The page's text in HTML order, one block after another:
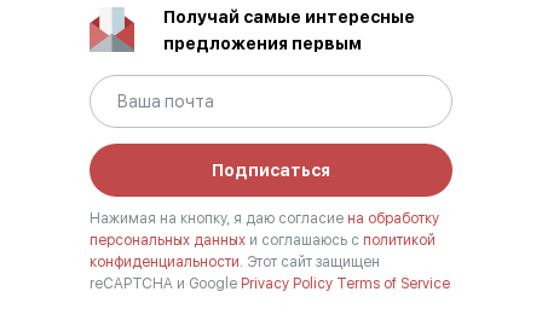
Получай самые интересные
предложения первым
Подписаться
Нажимая на кнопку, я даю согласие на обработку
персональных данных и соглашаюсь с политикой
конфиденциальности. Этот сайт защищен
reCAPTCHA и Google Privacy Policy Terms of Service